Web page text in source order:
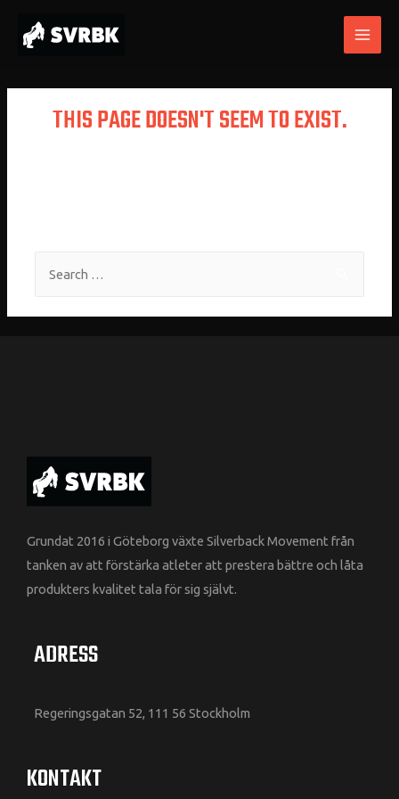
THIS PAGE DOESN'T SEEM TO EXIST.
Grundat 2016 i Göteborg växte Silverback Movement från
tanken av att förstärka atleter att prestera bättre och låta
produkters kvalitet tala för sig självt.
ADRESS
Regeringsgatan 52, 111 56 Stockholm
KONTAKT